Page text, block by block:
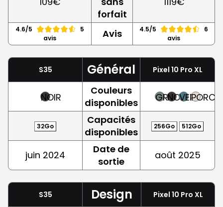
forfait
4.6/5
5
avis
Avis 4.5/5
6
avis
S35 Général Pixel 10 Pro XL
NOIR
Couleurs
disponibles
GRISNOIRVERT
32Go
Capacités
disponibles
256Go 512Go
juin 2024
Date de
sortie
août 2025
S35 Design Pixel 10 Pro XL